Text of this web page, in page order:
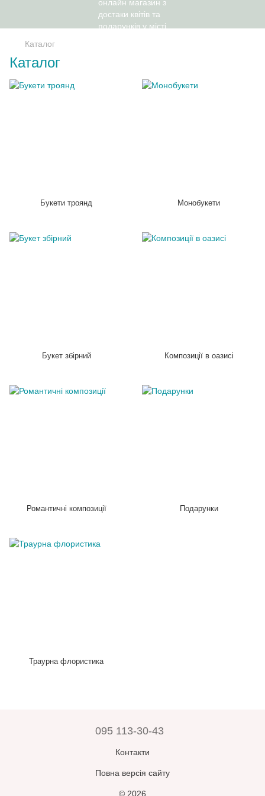
Каталог
Каталог
Букети троянд Монобукети
Букет збірний Композиції в оазисі
Романтичні композиції Подарунки
Траурна флористика
095 113-30-43
Контакти
Повна версія сайту
© 2026